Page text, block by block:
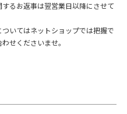
るお返事は翌営業日以降にさせて
いてはネットショップでは把握で
せくださいませ。